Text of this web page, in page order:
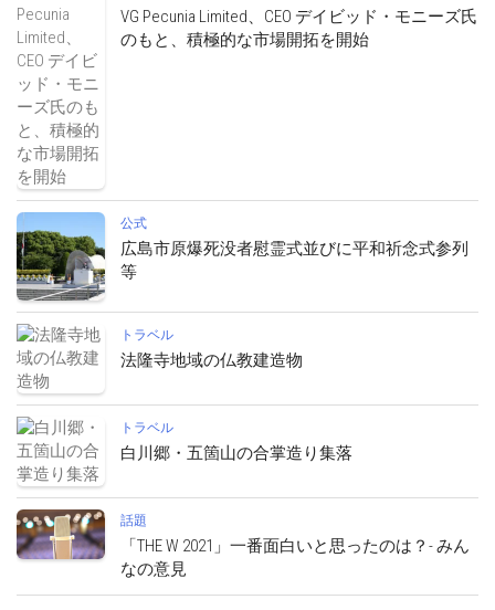
VG Pecunia Limited、CEO デイビッド・モニーズ氏
のもと、積極的な市場開拓を開始
公式
広島市原爆死没者慰霊式並びに平和祈念式参列
等
トラベル
法隆寺地域の仏教建造物
トラベル
白川郷・五箇山の合掌造り集落
話題
「THE W 2021」一番面白いと思ったのは？- みん
なの意見